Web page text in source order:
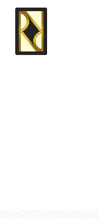
Saltar
contenido